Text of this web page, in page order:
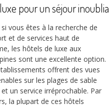
pour un séjour
si vous êtes à la recherche de
et de services haut de
les hôtels de luxe aux
sont une excellente option.
offrent des vues
sur les plages de sable
un service irréprochable. Par
la plupart de ces hôtels